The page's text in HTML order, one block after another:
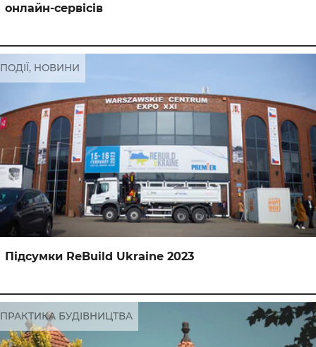
онлайн-сервісів
Підсумки ReBuild Ukraine 2023
ПОДІЇ, НОВИНИ
ПРАКТИКА БУДІВНИЦТВА